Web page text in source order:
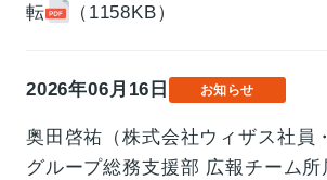
転
（1158KB）
2026年06月16日 お知らせ
奥田啓祐（株式会社ウィザス社員
グループ総務支援部 広報チーム